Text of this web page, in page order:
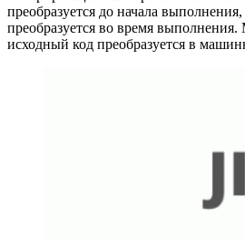
преобразуется до начала
преобразуется во время выполнения.
исходный код преобразуется в